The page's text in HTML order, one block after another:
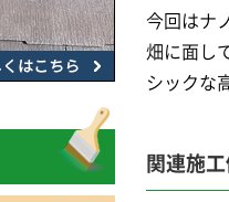
今回はナ
畑に面し
シックな
関連施工